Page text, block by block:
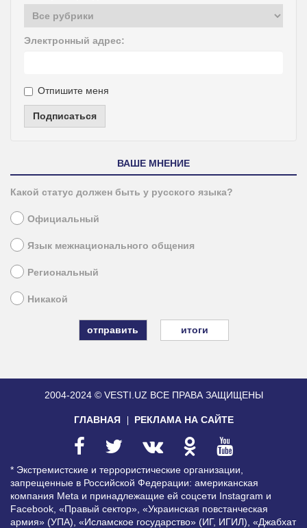
Электронный адрес:
Отпишите меня
Подписаться
ВАШЕ МНЕНИЕ
Какой статус должен быть у русского языка?
Официальный
Язык межнационального общения
Региональный
Никакой
итоги
2004-2024 © VESTI.UZ ВСЕ ПРАВА ЗАЩИЩЕНЫ
ГЛАВНАЯ РЕКЛАМА НА САЙТЕ
* Экстремистские и террористические организации,
запрещенные в Российской Федерации: американская
компания Meta и принадлежащие ей соцсети Instagram и
Facebook, «Правый сектор», «Украинская повстанческая
армия» (УПА), «Исламское государство» (ИГ, ИГИЛ), «Джабхат